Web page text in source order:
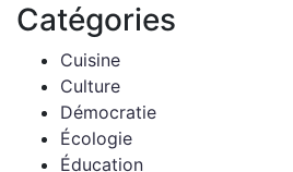
Catégories
Cuisine
Culture
Démocratie
Écologie
Éducation